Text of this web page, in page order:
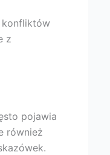
konfliktów
z
pojawia
również